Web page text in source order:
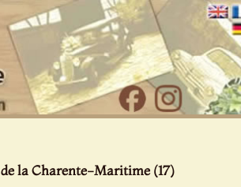
de la Charente-Maritime (17)